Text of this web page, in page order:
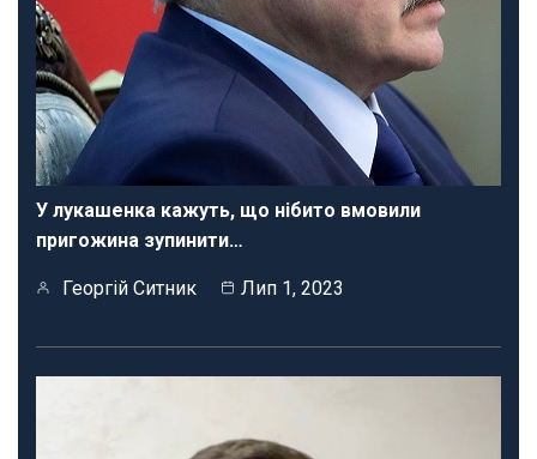
У лукашенка кажуть, що нібито вмовили
пригожина зупинити…
Георгій Ситник Лип 1, 2023